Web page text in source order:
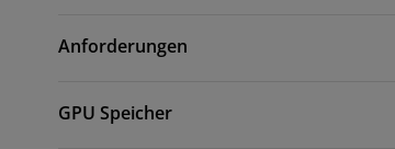
Anforderungen
GPU Speicher